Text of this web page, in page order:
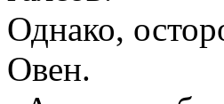
Однако,
Овен.